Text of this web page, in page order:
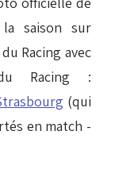
saison sur
Racing avec
Racing :
(qui
en match -